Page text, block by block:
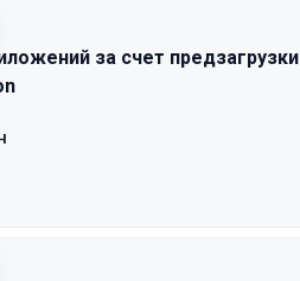
за счет предзагрузки